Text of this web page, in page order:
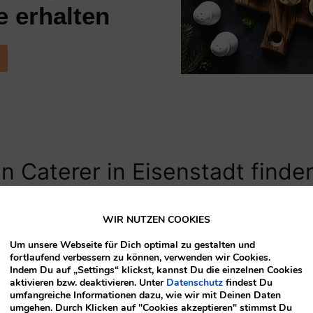
erhalten
Caterer in Eisenstadt
Catering in Eisenstadt neben der Location einer
Recherche sein, in der Sie passende Anbieter
sollten Sie spezifisch nach Party Services suchen,
WIR NUTZEN COOKIES
Um unsere Webseite für Dich optimal zu gestalten und
fortlaufend verbessern zu können, verwenden wir Cookies.
Indem Du auf „Settings“ klickst, kannst Du die einzelnen Cookies
aktivieren bzw. deaktivieren. Unter Datenschutz findest Du
umfangreiche Informationen dazu, wie wir mit Deinen Daten
umgehen. Durch Klicken auf "Cookies akzeptieren" stimmst Du